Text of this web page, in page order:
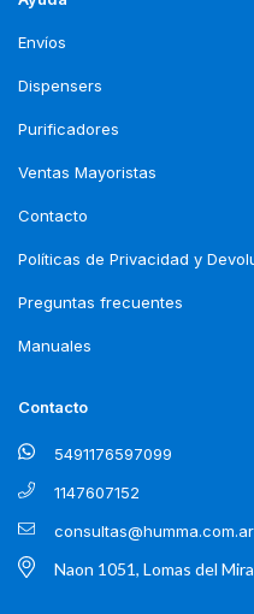
Envíos
Dispensers
Purificadores
Ventas Mayoristas
Contacto
Políticas de Privacidad y
Preguntas frecuentes
Manuales
Contacto
5491176597099
1147607152
consultas@humma.com.ar
Naon 1051, Lomas del